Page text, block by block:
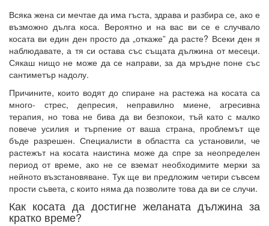
Всяка жена си мечтае да има гъста, здрава и разбира се, ако е
възможно дълга коса. Вероятно и на вас ви се е случвало
косата ви един ден просто да „откаже” да расте? Всеки ден я
наблюдавате, а тя си остава със същата дължина от месеци.
Сякаш нищо не може да се направи, за да мръдне поне със
сантиметър надолу.
Причините, които водят до спиране на растежа на косата са
много- стрес, депресия, неправилно миене, агресивна
терапия, но това не бива да ви безпокои, тъй като с малко
повече усилия и търпение от ваша страна, проблемът ще
бъде разрешен. Специалисти в областта са установили, че
растежът на косата наистина може да спре за неопределен
период от време, ако не се вземат необходимите мерки за
нейното възстановяване. Тук ще ви предложим четири съвсем
прости съвета, с които няма да позволите това да ви се случи.
Как косата да достигне желаната дължина за
кратко време?